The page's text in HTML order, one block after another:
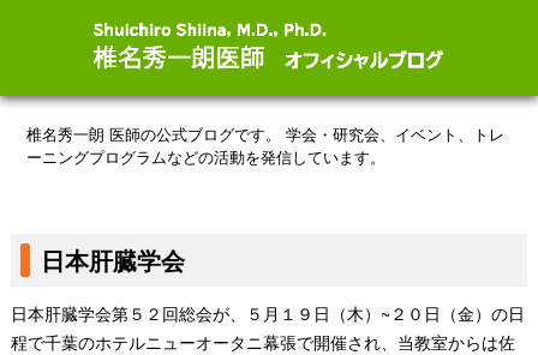
椎名秀一朗 医師の公式ブログです。
学会・研究会、イベント、トレ
ーニングプログラムなどの活動を発信しています。
日本肝臓学会
日本肝臓学会第５２回総会が、５月１９日（木）~２０日（金）の日
程で千葉のホテルニューオータニ幕張で開催され、当教室からは佐